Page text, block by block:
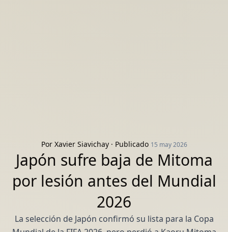
Por Xavier Siavichay· Publicado 15 may 2026
Japón sufre baja de Mitoma
por lesión antes del Mundial
2026
La selección de Japón confirmó su lista para la Copa